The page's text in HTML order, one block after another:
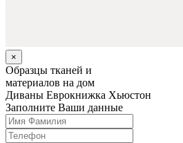
×
Образцы тканей и
материалов на дом
Диваны Еврокнижка Хьюстон
Заполните Ваши данные